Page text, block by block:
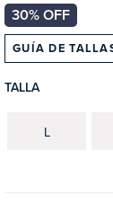
GUÍA DE
TALLA
L